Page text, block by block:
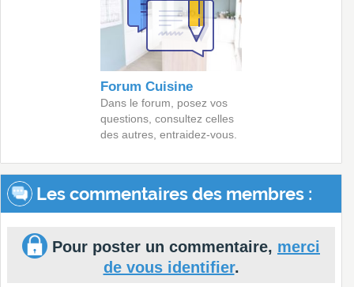
Forum Cuisine
Dans le forum, posez vos
questions, consultez celles
des autres, entraidez-vous.
Les commentaires des membres :
Pour poster un commentaire, merci
de vous identifier.